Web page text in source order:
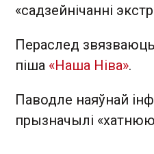
«садзейнічанні
Пераслед
піша «Наша Ніва».
Паводле наяўнай
прызначылі «хатнюю